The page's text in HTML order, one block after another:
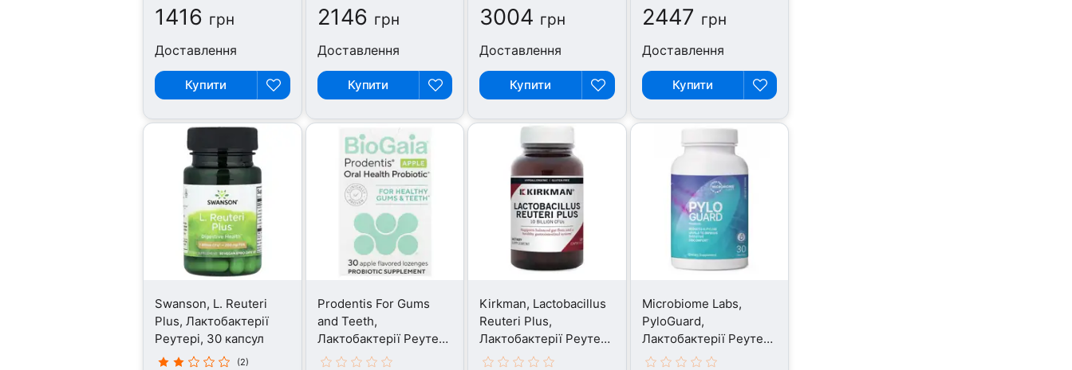
1416 грн
Доставлення
Купити
2146 грн
Доставлення
Купити
3004 грн
Доставлення
Купити
2447 грн
Доставлення
Купити
Swanson, L. Reuteri
Plus, Лактобактерії
Реутері, 30 капсул
(2)
Prodentis For Gums
and Teeth,
Лактобактерії Реутері,
30 таблеток
Kirkman, Lactobacillus
Reuteri Plus,
Лактобактерії Реутері,
120 капсул
Microbiome Labs,
PyloGuard,
Лактобактерії Реутері,
30 капсул